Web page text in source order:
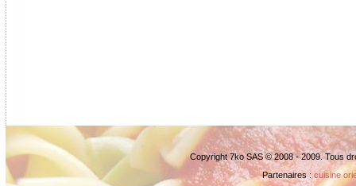
Copyright 7ko SAS © 2008 - 2009. Tous
Partenaires :cuisine